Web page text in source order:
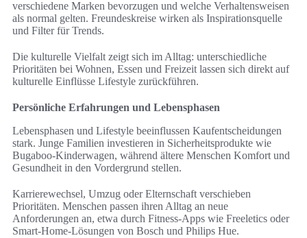
verschiedene Marken bevorzugen und welche Verhaltensweisen
als normal gelten. Freundeskreise wirken als Inspirationsquelle
und Filter für Trends.
Die kulturelle Vielfalt zeigt sich im Alltag: unterschiedliche
Prioritäten bei Wohnen, Essen und Freizeit lassen sich direkt auf
kulturelle Einflüsse Lifestyle zurückführen.
Persönliche Erfahrungen und Lebensphasen
Lebensphasen und Lifestyle beeinflussen Kaufentscheidungen
stark. Junge Familien investieren in Sicherheitsprodukte wie
Bugaboo-Kinderwagen, während ältere Menschen Komfort und
Gesundheit in den Vordergrund stellen.
Karrierewechsel, Umzug oder Elternschaft verschieben
Prioritäten. Menschen passen ihren Alltag an neue
Anforderungen an, etwa durch Fitness-Apps wie Freeletics oder
Smart-Home-Lösungen von Bosch und Philips Hue.